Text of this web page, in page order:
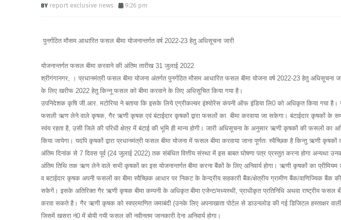
report exclusive news 9:26 pm
पुनर्गठित मौसम आधारित फसल बीमा योजनान्तर्गत वर्ष 2022-23 हेतु अधिसूचना जारी
योजनान्तर्गत फसल बीमा करवाने की अंतिम तारीख 31 जुलाई 2022
श्रीगंगानगर, । प्रधानमंत्री फसल बीमा योजना अंतर्गत पुनर्गठित मौसम आधारित फसल बीमा योजना वर्ष 2022-23 हेतु अधिसूचना
के लिए खरीफ 2022 हेतु किन्नू फसल को बीमा करवाने के लिए अधिसूचित किया गया है।
उपनिदेशक कृषि जी.आर. मटोरिया ने बताया कि इसके लिये एग्रीकल्चर इंश्योरेंस कंपनी ऑफ इंडिया लि0 को अधिकृत किया गया है।
फसली ऋण लेने वाले कृषक, गैर ऋणी कृषक एवं बंटाईदार कृषकों द्वारा फसलों का बीमा करवाया जा सकेगा। बंटाईदार कृषकों के
स्वंय रहता है, उसी जिले की परिधी क्षेत्र में बंटाई की भूमि ही मान्य होगी। जारी अधिसूचना के अनुसार ऋणी कृषकों की फसलों का
किया जायेगा। यदपि कृषकों द्वारा प्रधानमंत्री फसल बीमा योजना में फसल बीमा करवाया जाना पूर्णतः स्वैच्छिक है किन्तु ऋणी
अंतिम दिनांक से 7 दिवस पूर्व (24 जुलाई 2022) तक संबंधित वित्तीय संस्था में इस बाबत घोषणा पत्र प्रस्तुत करना होगा अन्यथा
अंतिम तिथि तक ऋण लेने वाले सभी कृषकों का इस योजनान्तर्गत बीमा करना बैंकों के लिए अनिवार्य होगा। ऋणी कृषकों का
व बटाईदार कृषक अपनी फसलों का बीमा स्वैच्छिक आधार पर निकट के केन्द्रीय सहकारी बैंक/क्षेत्रीय ग्रामीण बैंक/वाणिज्यिक
सकेगें। इसके अतिरिक्त गैर ऋणी कृषक बीमा कम्पनी के अधिकृत बीमा एजेन्ट/मध्यस्थी, प्राधीकृत प्रतिनिधि अथवा राष्ट्रीय फसल
करवा सकते है। गैर ऋणी कृषक को स्वप्रमाणित जमाबंदी (उनके लिए अपनाखाता पोर्टल से डाउनलोड की गई डिजिटल हस्ताक्षर वाली
जिसमें खसरा नं0 में बोयी गयी फसल की नवीनतम जानकारी देना अनिवार्य होगा।